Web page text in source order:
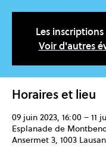
Les
Voir d'autres
Horaires et lieu
09 juin 2023, 16:00 – 11
Esplanade de
Ansermet 3, 1003